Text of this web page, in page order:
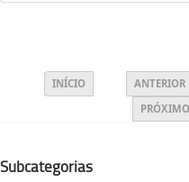
INÍCIO ANTERIOR
PRÓXIMO
Subcategorias